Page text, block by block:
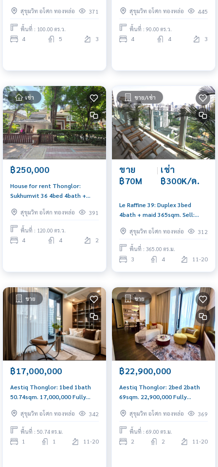
สุขุมวิท อโศก ทองหล่อ
371
พื้นที่ : 100.00 ตร.ว.
4 5 3
สุขุมวิท อโศก ทองหล่อ
445
พื้นที่ : 90.00 ตร.ว.
4 4 3
เช่า
฿250,000
House for rent Thonglor:
Sukhumvit 36 4bed 4bath +
Am: 0656199198
สุขุมวิท อโศก ทองหล่อ 391
พื้นที่ : 120.00 ตร.ว.
4 4 2
ขาย/เช่า
ขาย
฿70M
| เช่า
฿300K/ด.
Le Raffine 39: Duplex 3bed
4bath + maid 365sqm. Sell:
Am: 0656199198
สุขุมวิท อโศก ทองหล่อ 312
พื้นที่ : 365.00 ตร.ม.
3 4 11-20
ขาย
฿17,000,000
Aestiq Thonglor: 1bed 1bath
50.74sqm. 17,000,000 Fully
สุขุมวิท อโศก ทองหล่อ
342
พื้นที่ : 50.74 ตร.ม.
1 1 11-20
ขาย
฿22,900,000
Aestiq Thonglor: 2bed 2bath
69sqm. 22,900,000 Fully
สุขุมวิท อโศก ทองหล่อ
369
พื้นที่ : 69.00 ตร.ม.
2 2 11-20